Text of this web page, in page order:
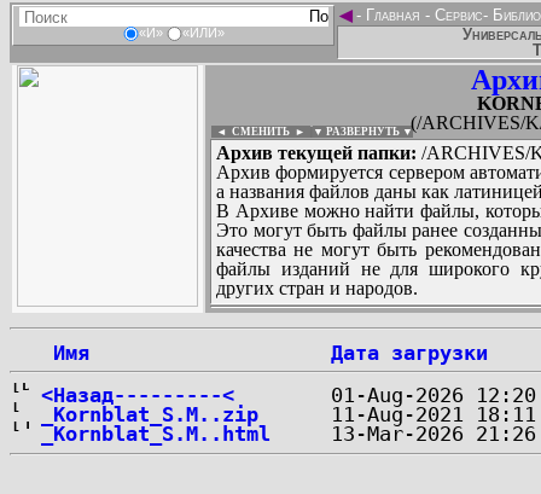
«И» «ИЛИ»
◄- Главная - Сервис-
(/ARCHIVES/
◄ СМЕНИТЬ ► ▼ РАЗВЕРНУТЬ ▼
Архив текущей папки: /ARCHIVES/
Архив формируется сервером
а названия файлов даны как
В Архиве можно найти файлы,
Это могут быть файлы ранее
качества не могут быть
файлы изданий не для широкого
других стран и народов.
Имя
Дата загрузки
<Назад---------<
_Kornblat_S.M..zip
_Kornblat_S.M..html